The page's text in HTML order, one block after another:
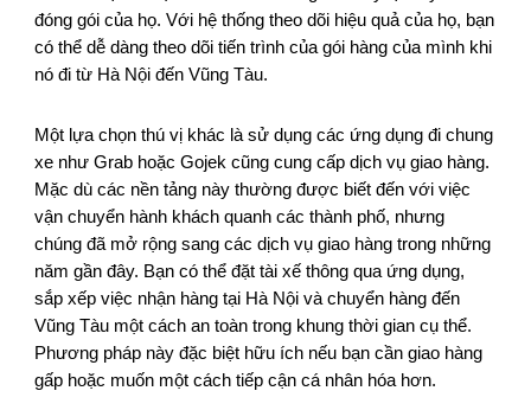
đóng gói của họ. Với hệ thống theo dõi hiệu quả của họ, bạn
có thể dễ dàng theo dõi tiến trình của gói hàng của mình khi
nó đi từ Hà Nội đến Vũng Tàu.
Một lựa chọn thú vị khác là sử dụng các ứng dụng đi chung
xe như Grab hoặc Gojek cũng cung cấp dịch vụ giao hàng.
Mặc dù các nền tảng này thường được biết đến với việc
vận chuyển hành khách quanh các thành phố, nhưng
chúng đã mở rộng sang các dịch vụ giao hàng trong những
năm gần đây. Bạn có thể đặt tài xế thông qua ứng dụng,
sắp xếp việc nhận hàng tại Hà Nội và chuyển hàng đến
Vũng Tàu một cách an toàn trong khung thời gian cụ thể.
Phương pháp này đặc biệt hữu ích nếu bạn cần giao hàng
gấp hoặc muốn một cách tiếp cận cá nhân hóa hơn.